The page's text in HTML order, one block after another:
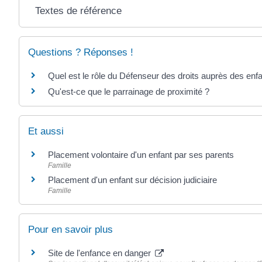
Textes de référence
Questions ? Réponses !
Quel est le rôle du Défenseur des droits auprès des
Qu'est-ce que le parrainage de proximité ?
Et aussi
Placement volontaire d'un enfant par ses parents
Famille
Placement d'un enfant sur décision judiciaire
Famille
Pour en savoir plus
Site de l'enfance en danger